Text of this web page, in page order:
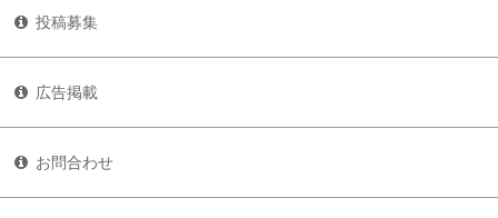
投稿募集
広告掲載
お問合わせ